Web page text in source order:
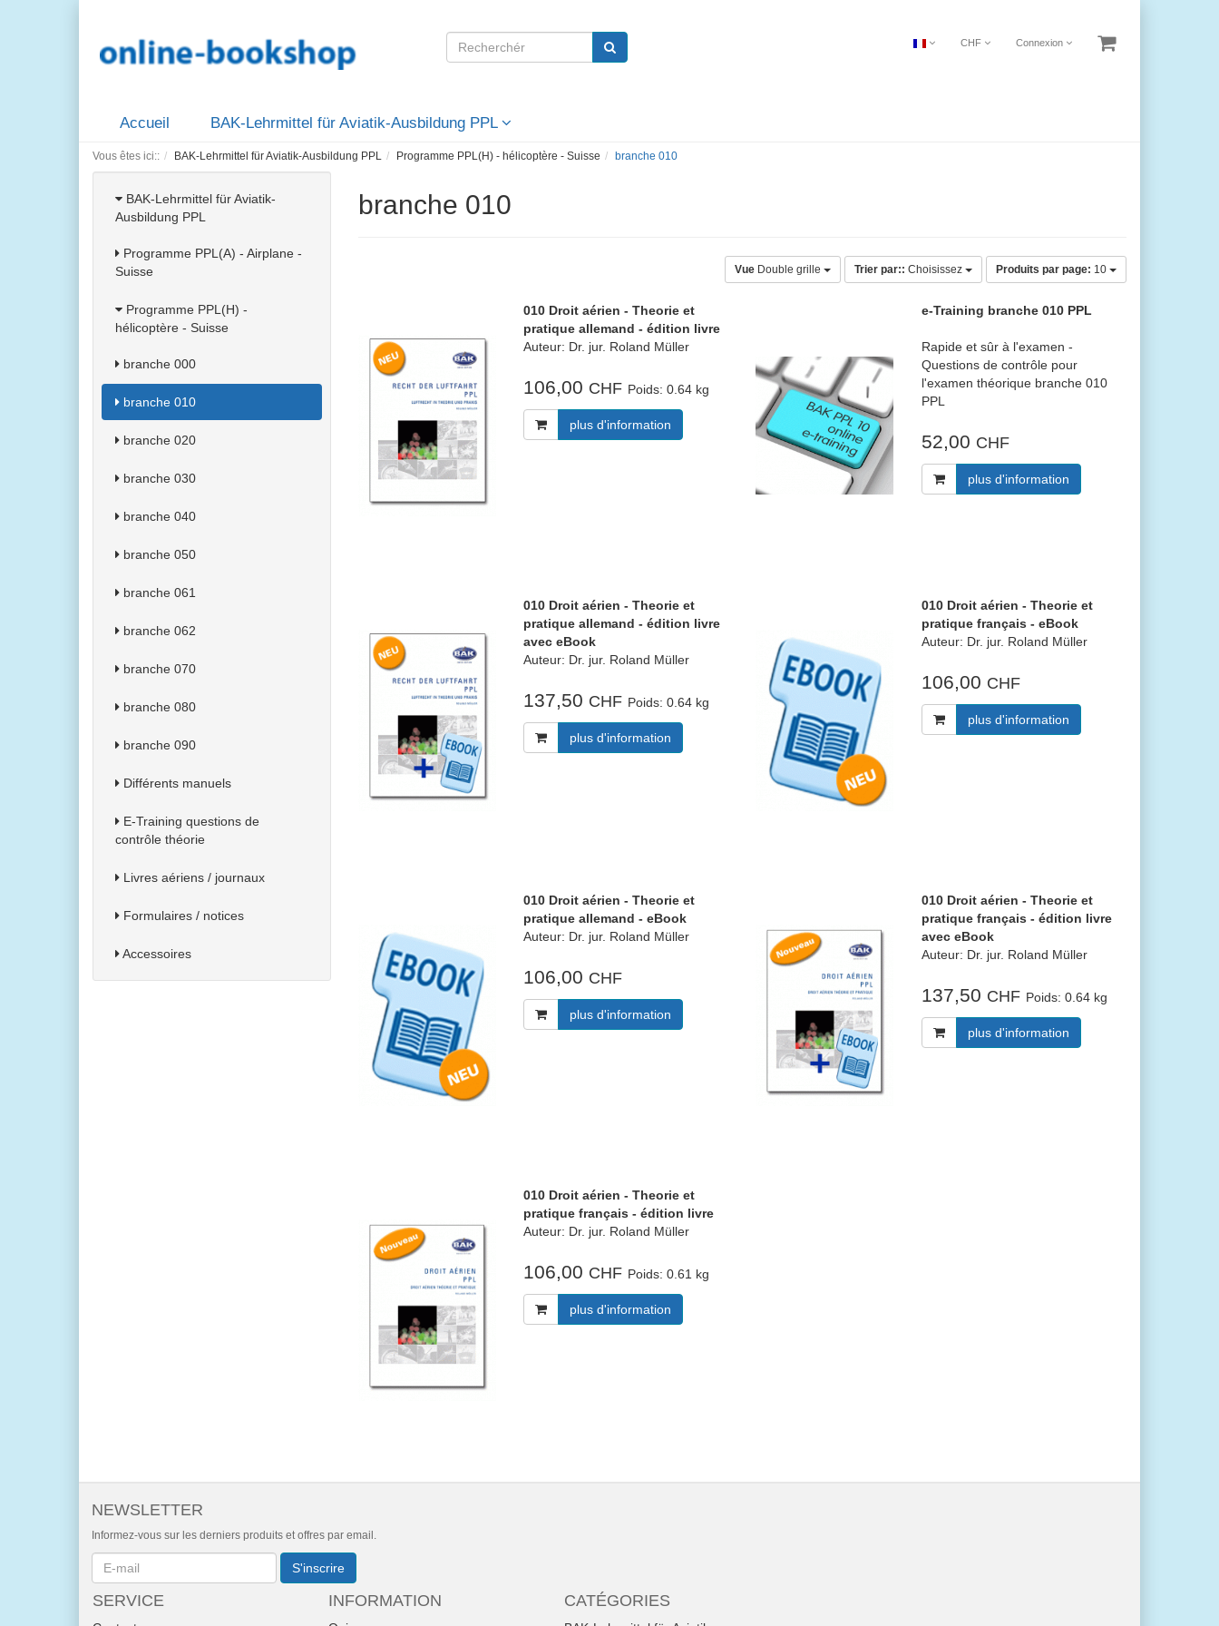
CHF Connexion
Accueil BAK-Lehrmittel für Aviatik-Ausbildung PPL
Vous êtes ici:: BAK-Lehrmittel für Aviatik-Ausbildung PPL Programme PPL(H) - hélicoptère - Suisse branche 010
BAK-Lehrmittel für Aviatik-
Ausbildung PPL
Programme PPL(A) - Airplane -
Suisse
Programme PPL(H) -
hélicoptère - Suisse
branche 000
branche 010
branche 020
branche 030
branche 040
branche 050
branche 061
branche 062
branche 070
branche 080
branche 090
Différents manuels
E-Training questions de
contrôle théorie
Livres aériens / journaux
Formulaires / notices
Accessoires
branche 010
Vue Double grille Trier par:: Choisissez Produits par page: 10
010 Droit aérien - Theorie et
pratique allemand - édition livre
Auteur: Dr. jur. Roland Müller
106,00 CHF Poids: 0.64 kg
plus d'information
e-Training branche 010 PPL
Rapide et sûr à l'examen -
Questions de contrôle pour
l'examen théorique branche 010
PPL
52,00 CHF
plus d'information
010 Droit aérien - Theorie et
pratique allemand - édition livre
avec eBook
Auteur: Dr. jur. Roland Müller
137,50 CHF Poids: 0.64 kg
plus d'information
010 Droit aérien - Theorie et
pratique français - eBook
Auteur: Dr. jur. Roland Müller
106,00 CHF
plus d'information
010 Droit aérien - Theorie et
pratique allemand - eBook
Auteur: Dr. jur. Roland Müller
106,00 CHF
plus d'information
010 Droit aérien - Theorie et
pratique français - édition livre
avec eBook
Auteur: Dr. jur. Roland Müller
137,50 CHF Poids: 0.64 kg
plus d'information
010 Droit aérien - Theorie et
pratique français - édition livre
Auteur: Dr. jur. Roland Müller
106,00 CHF Poids: 0.61 kg
plus d'information
NEWSLETTER
Informez-vous sur les derniers produits et offres par email.
Newsletter S'inscrire
SERVICE INFORMATION CATÉGORIES